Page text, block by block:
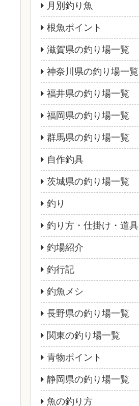
月別釣り魚
根魚ポイント
滋賀県の釣り場一覧
神奈川県の釣り場一覧
福井県の釣り場一覧
福岡県の釣り場一覧
群馬県の釣り場一覧
自作釣具
茨城県の釣り場一覧
釣り
釣り方・仕掛け・道具
釣場紹介
釣行記
釣魚メシ
長野県の釣り場一覧
関東の釣り場一覧
青物ポイント
静岡県の釣り場一覧
魚の釣り方